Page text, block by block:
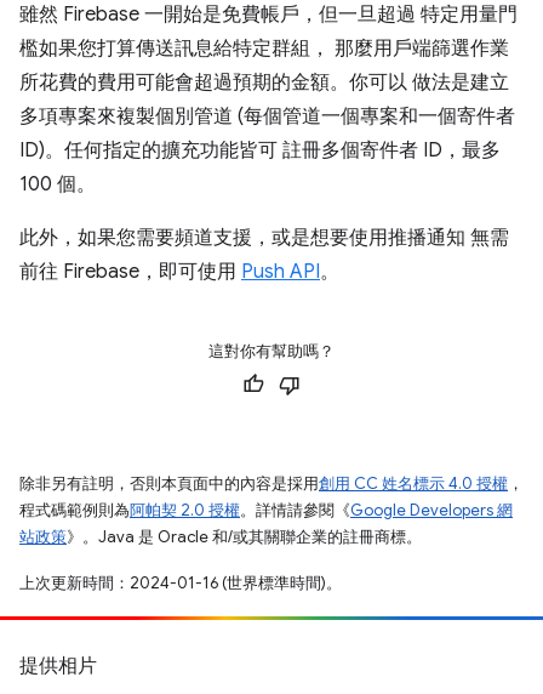
雖然 Firebase 一開始是免費帳戶，但一旦超過 特定用量門
檻如果您打算傳送訊息給特定群組， 那麼用戶端篩選作業
所花費的費用可能會超過預期的金額。你可以 做法是建立
多項專案來複製個別管道 (每個管道一個專案和一個寄件者
ID)。任何指定的擴充功能皆可 註冊多個寄件者 ID，最多
100 個。
此外，如果您需要頻道支援，或是想要使用推播通知 無需
前往 Firebase，即可使用 Push API。
這對你有幫助嗎？
除非另有註明，否則本頁面中的內容是採用創用 CC 姓名標示 4.0 授權 ，
程式碼範例則為阿帕契 2.0 授權。詳情請參閱《Google Developers 網
站政策》。Java 是 Oracle 和/或其關聯企業的註冊商標。
上次更新時間：2024-01-16 (世界標準時間)。
提供相片